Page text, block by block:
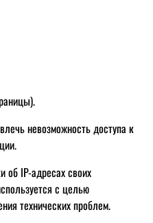
невозможность доступа к
об IP-адресах своих
с целью
технических проблем.